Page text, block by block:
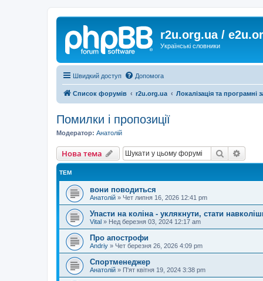
r2u.org.ua /
Українські словники
Швидкий доступ Допомога
Список форумів r2u.org.ua Локалізація та програмні
Помилки і пропозиції
Модератор: Анатолій
Нова тема Пошук
ТЕМ
вони поводиться
Анатолій » Чет липня 16, 2026 12:41 pm
Упасти на коліна - уклякнути, стати
Vital » Нед березня 03, 2024 12:17 am
Про апострофи
Andriy » Чет березня 26, 2026 4:09 pm
Спортменеджер
Анатолій » П'ят квітня 19, 2024 3:38 pm